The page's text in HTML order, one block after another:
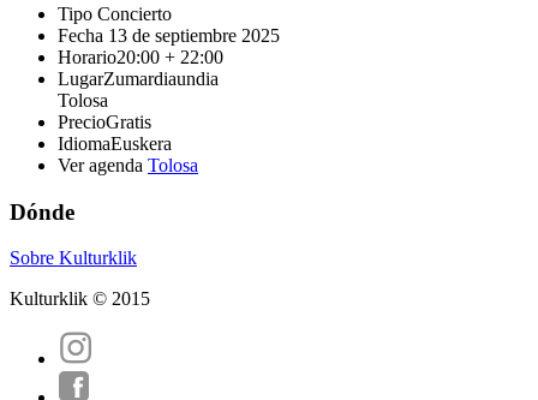
Tipo Concierto
Fecha 13 de septiembre 2025
Horario20:00 + 22:00
LugarZumardiaundia
Tolosa
PrecioGratis
IdiomaEuskera
Ver agenda Tolosa
Dónde
Sobre Kulturklik
Kulturklik © 2015